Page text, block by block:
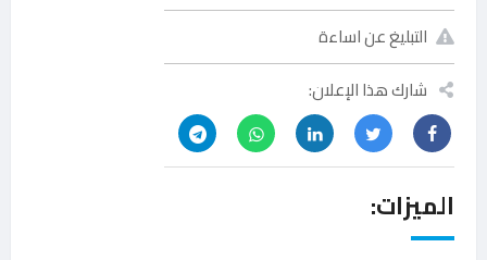
التبليغ عن اساءة
شارك هذا الإعلان:
الميزات: